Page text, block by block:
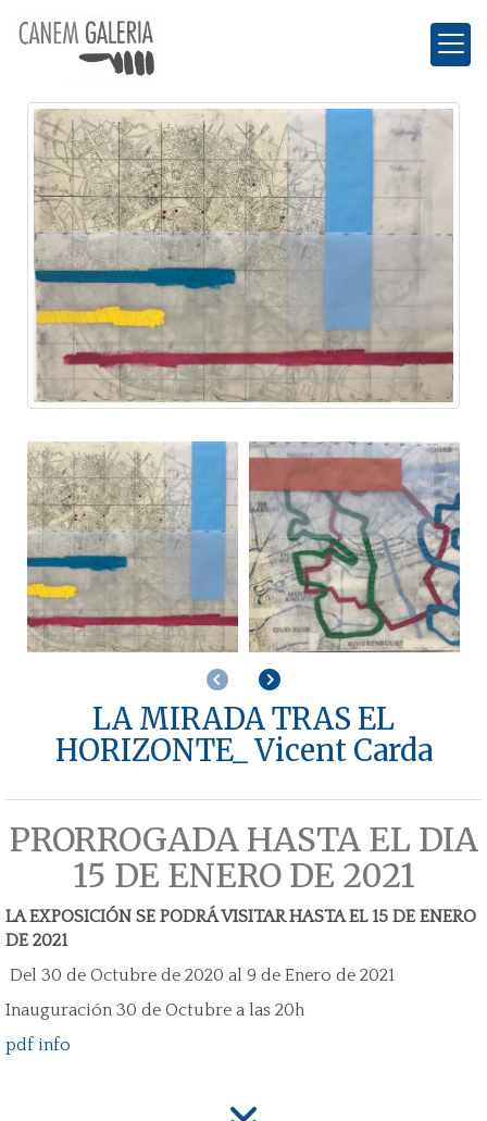
AnteriorSiguiente
LA MIRADA TRAS EL
HORIZONTE_ Vicent Carda
PRORROGADA HASTA EL DIA
15 DE ENERO DE 2021
LA EXPOSICIÓN SE PODRÁ VISITAR HASTA EL 15 DE ENERO
DE 2021
Del 30 de Octubre de 2020 al 9 de Enero de 2021
Inauguración 30 de Octubre a las 20h
pdf info